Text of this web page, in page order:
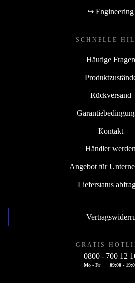
↪ Engineering
SCHNELLE
Häufige Fragen
Rückversand
Kontakt
Händler werden
Angebot für
Lieferstatus
GRATIS
0800 - 700 12
Mo - Fr 09:00 -